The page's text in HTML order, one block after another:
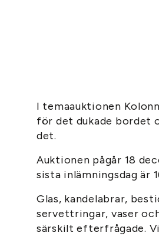
I temaauktionen
för det dukade bordet
det.
Auktionen pågår 18
sista inlämningsdag är
Glas, kandelabrar,
servettringar, vaser
särskilt efterfrågade.